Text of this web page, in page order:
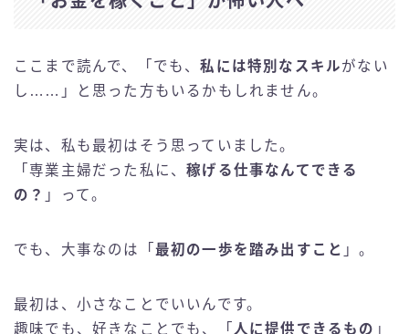
ここまで読んで、「でも、私には特別なスキルがない
し……」と思った方もいるかもしれません。
実は、私も最初はそう思っていました。
「専業主婦だった私に、稼げる仕事なんてできる
の？ 」って。
でも、大事なのは「 最初の一歩を踏み出すこと 」。
最初は、小さなことでいいんです。
趣味でも、好きなことでも、「 人に提供できるもの 」